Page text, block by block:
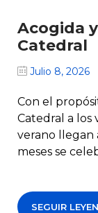
Acogida
Catedral
Julio 8, 2026
Con el
Catedral a los
verano llegan
meses se
SEGUIR